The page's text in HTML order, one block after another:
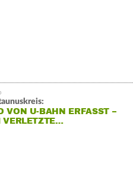
VON U-BAHN ERFASST –
VERLETZTE…